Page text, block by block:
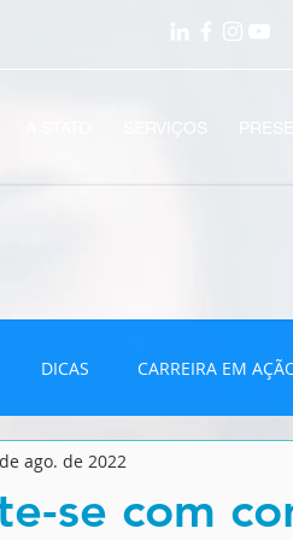
DICAS CARREIRA EM
VÍDEOS
se com
ago. de 2022